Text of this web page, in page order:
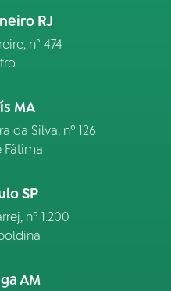
RJ
n° 474
MA
da Silva, nº 126
Fátima
SP
nº 1.200
AM